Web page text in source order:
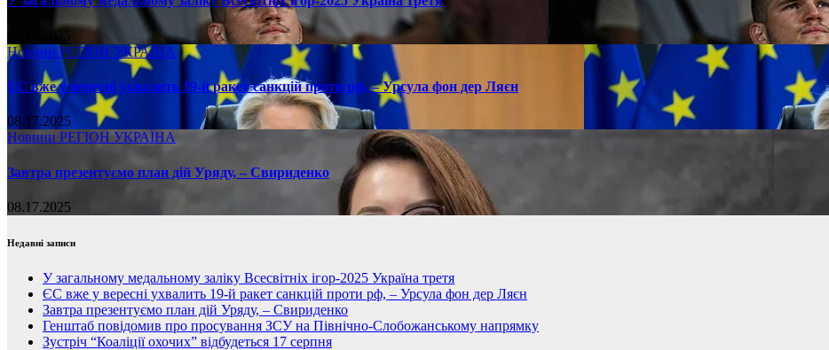
08.17.2025
НовиниРЕГІОН УКРАЇНА
ЄС вже у вересні ухвалить 19-й ракет санкцій проти рф, – Урсула фон дер Ляєн
08.17.2025
Новини РЕГІОН УКРАЇНА
Завтра презентуємо план дій Уряду, – Свириденко
08.17.2025
Недавні записи
У загальному медальному заліку Всесвітніх ігор-2025 Україна третя
ЄС вже у вересні ухвалить 19-й ракет санкцій проти рф, – Урсула фон дер Ляєн
Завтра презентуємо план дій Уряду, – Свириденко
Генштаб повідомив про просування ЗСУ на Північно-Слобожанському напрямку
Зустріч “Коаліції охочих” відбудеться 17 серпня